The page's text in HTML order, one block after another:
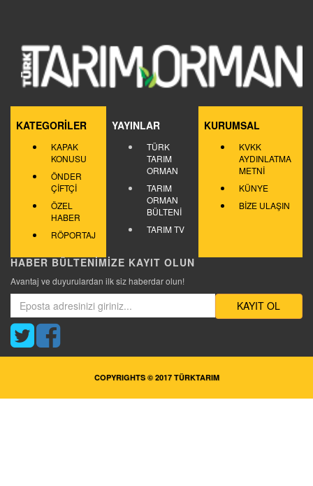
KATEGORİLER
KAPAK
KONUSU
ÖNDER
ÇİFTÇİ
ÖZEL
HABER
RÖPORTAJ
YAYINLAR
TÜRK
TARIM
ORMAN
TARIM
ORMAN
BÜLTENİ
TARIM TV
KURUMSAL
KVKK
AYDINLATMA
METNİ
KÜNYE
BİZE ULAŞIN
HABER BÜLTENİMİZE KAYIT OLUN
Avantaj ve duyurulardan ilk siz haberdar olun!
KAYIT OL
COPYRIGHTS © 2017 TÜRKTARIM